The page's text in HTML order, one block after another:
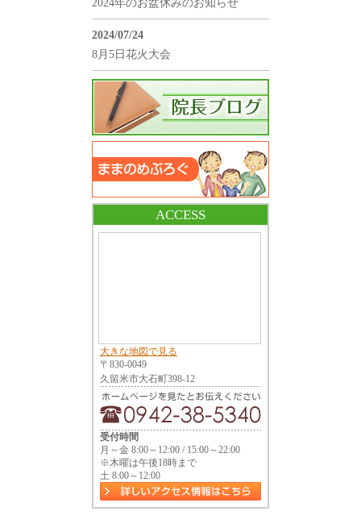
2024年のお盆休みのお知らせ
2024/07/24
8月5日花火大会
ACCESS
大きな地図で見る
〒830-0049
久留米市大石町398-12
受付時間
月～金 8:00～12:00 / 15:00～22:00
※木曜は午後18時まで
土 8:00～12:00